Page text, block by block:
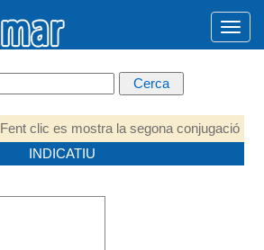
Fent clic es mostra la segona conjugació
INDICATIU